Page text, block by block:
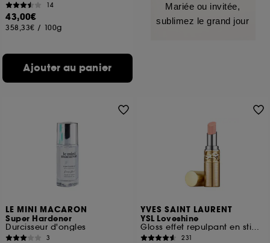
14
43,00€
358,33€ / 100g
Ajouter au panier
Mariée ou invitée,
sublimez le grand jour
LE MINI MACARON
Super Hardener
Durcisseur d'ongles
3
YVES SAINT LAURENT
YSL Loveshine
Gloss effet repulpant en stick Edition Limitée
231